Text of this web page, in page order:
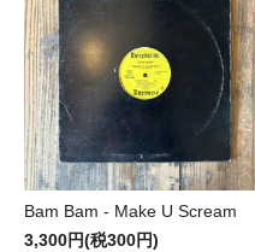
Bam Bam - Make U Scream
3,300円(税300円)